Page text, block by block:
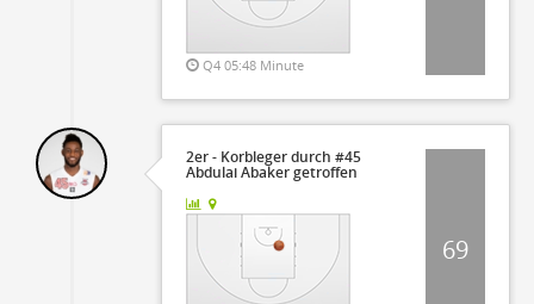
Q4 05:48 Minute
2er - Korbleger durch #45
Abdulai Abaker getroffen
69